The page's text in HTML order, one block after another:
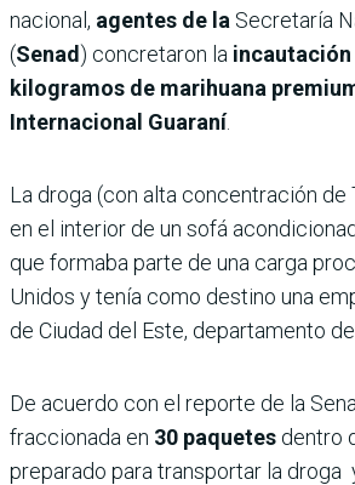
nacional, agentes de la Secretaría
(Senad) concretaron la incautación
kilogramos de marihuana
Internacional Guaraní.
La droga (con alta concentración de
en el interior de un sofá
que formaba parte de una carga
Unidos y tenía como destino una
de Ciudad del Este, departamento
De acuerdo con el reporte de la
fraccionada en 30 paquetes dentro
preparado para transportar la droga